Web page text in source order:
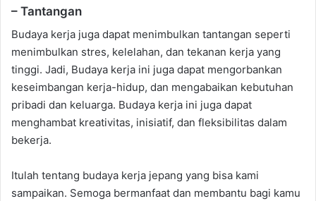
– Tantangan
Budaya kerja juga dapat menimbulkan tantangan seperti
menimbulkan stres, kelelahan, dan tekanan kerja yang
tinggi. Jadi, Budaya kerja ini juga dapat mengorbankan
keseimbangan kerja-hidup, dan mengabaikan kebutuhan
pribadi dan keluarga. Budaya kerja ini juga dapat
menghambat kreativitas, inisiatif, dan fleksibilitas dalam
bekerja.
Itulah tentang budaya kerja jepang yang bisa kami
sampaikan. Semoga bermanfaat dan membantu bagi kamu